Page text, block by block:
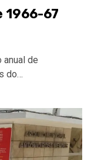
1966-67
anual de
do…